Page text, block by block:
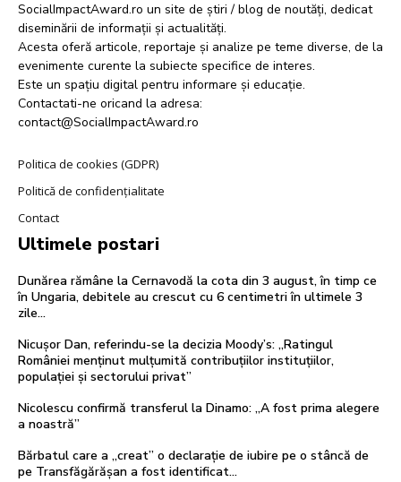
SocialImpactAward.ro un site de știri / blog de noutăți, dedicat
diseminării de informații și actualități.
Acesta oferă articole, reportaje și analize pe teme diverse, de la
evenimente curente la subiecte specifice de interes.
Este un spațiu digital pentru informare și educație.
Contactati-ne oricand la adresa:
contact@SocialImpactAward.ro
Politica de cookies (GDPR)
Politică de confidențialitate
Contact
Ultimele postari
Dunărea rămâne la Cernavodă la cota din 3 august, în timp ce
în Ungaria, debitele au crescut cu 6 centimetri în ultimele 3
zile...
Nicușor Dan, referindu-se la decizia Moody’s: „Ratingul
României menținut mulțumită contribuțiilor instituțiilor,
populației și sectorului privat”
Nicolescu confirmă transferul la Dinamo: „A fost prima alegere
a noastră”
Bărbatul care a „creat” o declarație de iubire pe o stâncă de
pe Transfăgărășan a fost identificat…